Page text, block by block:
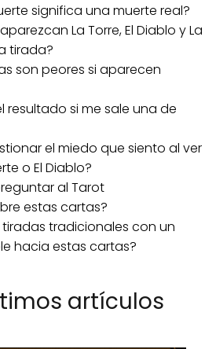
significa una muerte real?
La Torre, El Diablo y La
tirada?
son peores si aparecen
resultado si me sale una de
el miedo que siento al ver
o El Diablo?
al Tarot
estas cartas?
tradicionales con un
hacia estas cartas?
artículos